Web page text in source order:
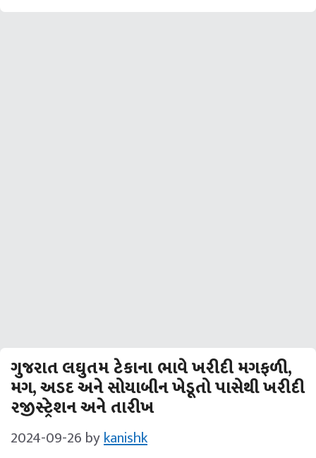
ગુજરાત લઘુતમ ટેકાના ભાવે ખરીદી મગફળી,
મગ, અડદ અને સોયાબીન ખેડૂતો પાસેથી ખરીદી
રજીસ્ટ્રેશન અને તારીખ
2024-09-26 bykanishk